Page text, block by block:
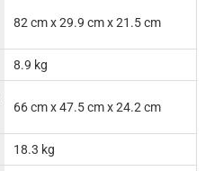
82 cm x 29.9 cm x 21.5 cm
8.9 kg
66 cm x 47.5 cm x 24.2 cm
18.3 kg